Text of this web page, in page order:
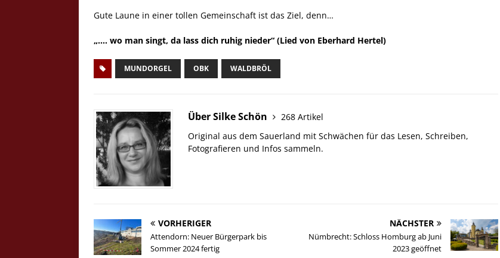
Gute Laune in einer tollen Gemeinschaft ist das Ziel, denn…
„…. wo man singt, da lass dich ruhig nieder“ (Lied von Eberhard Hertel)
MUNDORGEL OBK WALDBRÖL
Über Silke Schön
268 Artikel
Original aus dem Sauerland mit Schwächen für das Lesen, Schreiben,
Fotografieren und Infos sammeln.
VORHERIGER
Attendorn: Neuer Bürgerpark bis
Sommer 2024 fertig
NÄCHSTER
Nümbrecht: Schloss Homburg ab Juni
2023 geöffnet